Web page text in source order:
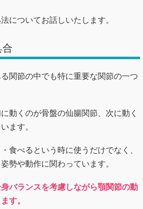
についてお話しいたします。
合
関節の中でも特に重要な関節の一つ
動くのが骨盤の仙腸関節、次に動く
ます。
食べるという時に使うだけでなく、
勢や動作に関わっています。
バランスを考慮しながら顎関節の動
す。